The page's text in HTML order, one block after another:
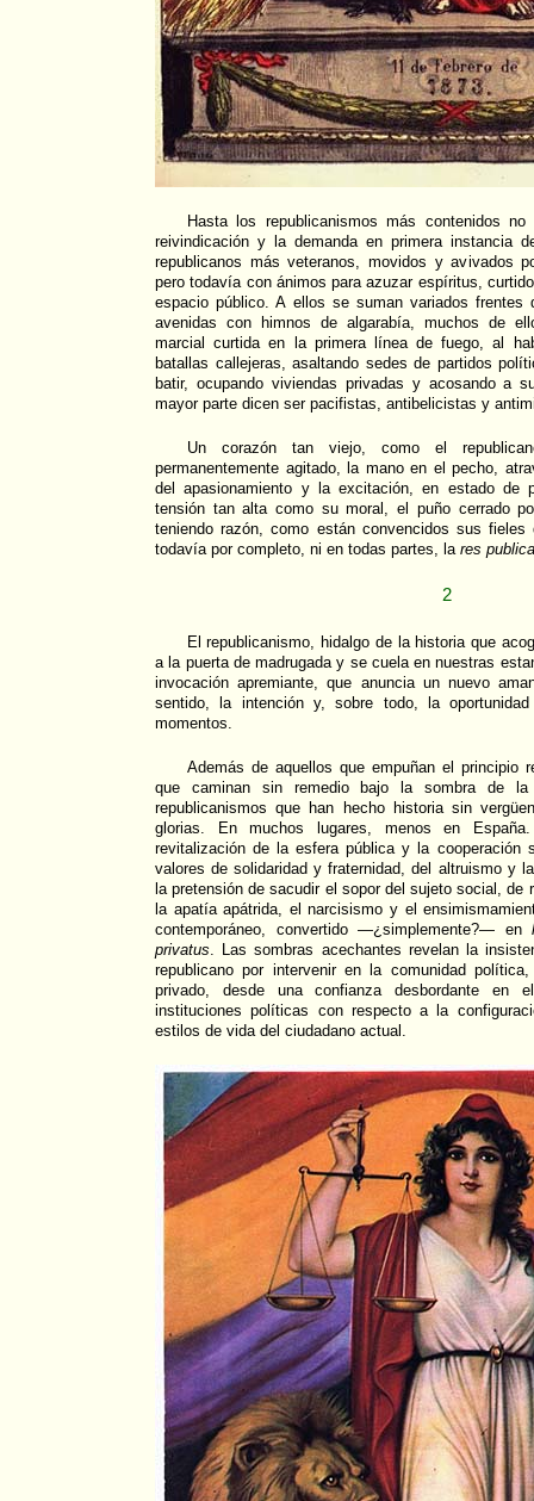
Hasta los republicanismos más contenidos
reivindicación y la demanda en primera instancia
republicanos más veteranos, movidos y avivados
pero todavía con ánimos para azuzar espíritus,
espacio público. A ellos se suman variados frentes
avenidas con himnos de algarabía, muchos de
marcial curtida en la primera línea de fuego, al
batallas callejeras, asaltando sedes de partidos
batir, ocupando viviendas privadas y acosando a
mayor parte dicen ser pacifistas, antibelicistas y
Un corazón tan viejo, como el
permanentemente agitado, la mano en el pecho,
del apasionamiento y la excitación, en estado de
tensión tan alta como su moral, el puño cerrado
teniendo razón, como están convencidos sus fieles
todavía por completo, ni en todas partes, la res publica
2
El republicanismo, hidalgo de la historia que
a la puerta de madrugada y se cuela en nuestras
invocación apremiante, que anuncia un nuevo
sentido, la intención y, sobre todo, la
momentos.
Además de aquellos que empuñan el principio
que caminan sin remedio bajo la sombra de
republicanismos que han hecho historia sin
glorias. En muchos lugares, menos en
revitalización de la esfera pública y la cooperación
valores de solidaridad y fraternidad, del altruismo y
la pretensión de sacudir el sopor del sujeto social, de
la apatía apátrida, el narcisismo y el
contemporáneo, convertido —¿simplemente?— en
privatus. Las sombras acechantes revelan la
republicano por intervenir en la comunidad
privado, desde una confianza desbordante en
instituciones políticas con respecto a la
estilos de vida del ciudadano actual.